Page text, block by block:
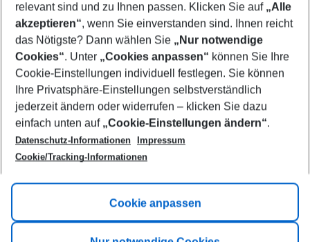
Show more filter
Footer
Footer navigation
Title A
Link A
relevant sind und zu Ihnen passen. Klicken Sie auf „Alle
akzeptieren“, wenn Sie einverstanden sind. Ihnen reicht
das Nötigste? Dann wählen Sie „Nur notwendige
Cookies“. Unter „Cookies anpassen“ können Sie Ihre
Cookie-Einstellungen individuell festlegen. Sie können
Ihre Privatsphäre-Einstellungen selbstverständlich
jederzeit ändern oder widerrufen – klicken Sie dazu
einfach unten auf „Cookie-Einstellungen ändern“.
Datenschutz-Informationen
Impressum
Cookie/Tracking-Informationen
Cookie anpassen